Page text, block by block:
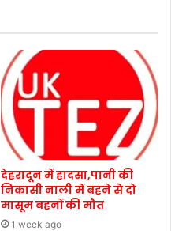
देहरादून में हादसा,पानी की
निकासी नाली में बहने से दो
मासूम बहनों की मौत
1 week ago